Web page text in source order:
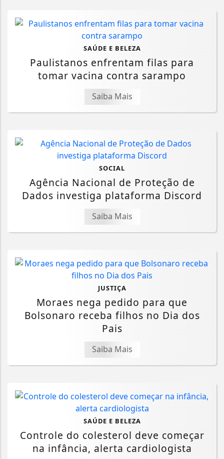
SAÚDE E BELEZA
Paulistanos enfrentam filas para
tomar vacina contra sarampo
Saiba Mais
SOCIAL
Agência Nacional de Proteção de
Dados investiga plataforma Discord
Saiba Mais
JUSTIÇA
Moraes nega pedido para que
Bolsonaro receba filhos no Dia dos
Pais
Saiba Mais
SAÚDE E BELEZA
Controle do colesterol deve começar
na infância, alerta cardiologista